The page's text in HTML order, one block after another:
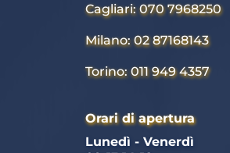
Cagliari: 070 7968250
Milano: 02 87168143
Torino: 011 949 4357
Orari di apertura
Lunedì - Venerdì